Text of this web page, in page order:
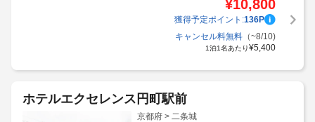
¥10,800
獲得予定ポイント:136P
キャンセル料無料（~8/10)
1泊1名あたり¥5,400
ホテルエクセレンス円町駅前
京都府 > 二条城